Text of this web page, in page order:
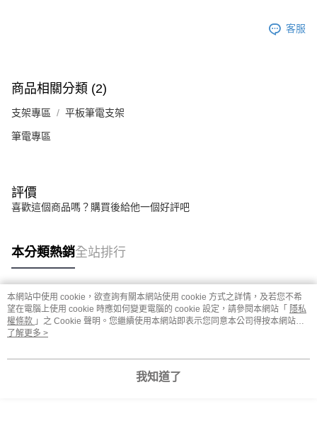
客服
商品相關分類 (2)
支架專區 平板筆電支架
筆電專區
評價
喜歡這個商品嗎？購買後給他一個好評吧
本分類熱銷全站排行
熱門標籤
本網站中使用 cookie，欲查詢有關本網站使用 cookie 方式之詳情，及若您不希
望在電腦上使用 cookie 時應如何變更電腦的 cookie 設定，請參閱本網站「 隱私
權條款 」之 Cookie 聲明。您繼續使用本網站即表示您同意本公司得按本網站使
用條款之 Cookie 聲明使用 cookie。
了解更多 >
我知道了